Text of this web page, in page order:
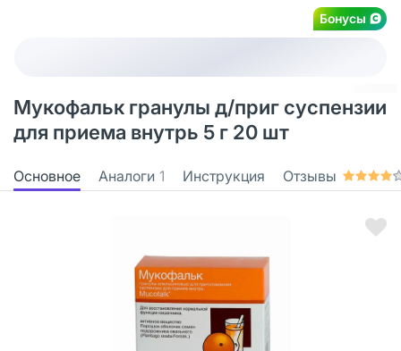
Бонусы
Мукофальк гранулы д/приг суспензии
для приема внутрь 5 г 20 шт
Основное Аналоги 1 Инструкция Отзывы